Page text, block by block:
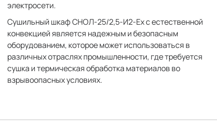
электросети.
Сушильный шкаф СНОЛ-25/2,5-И2-Ех с естественной
конвекцией является надежным и безопасным
оборудованием, которое может использоваться в
различных отраслях промышленности, где требуется
сушка и термическая обработка материалов во
взрывоопасных условиях.